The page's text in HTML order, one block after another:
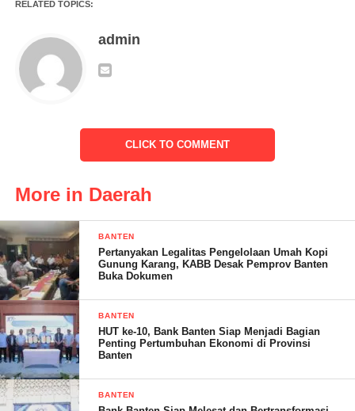
Danramil 0102/Cadasari Kapten Arm. Aded Sutendi
meminimalisir kenakanan remaja dan mengantisipasi tawuran
antar remaja di wilayah tersebut.
melakukan tawuran antar remaja yang dapat merugikan dirinya
dan orang lain, “terang Danramil.
Menurutnya, saat ini beredar adanya issue siswa SLTA yang
RELATED TOPICS:
admin
CLICK TO COMMENT
More in Daerah
BANTEN
Pertanyakan Legalitas Pengelolaan Umah Kopi
Gunung Karang, KABB Desak Pemprov Banten
Buka Dokumen
BANTEN
HUT ke-10, Bank Banten Siap Menjadi Bagian
Penting Pertumbuhan Ekonomi di Provinsi
Banten
BANTEN